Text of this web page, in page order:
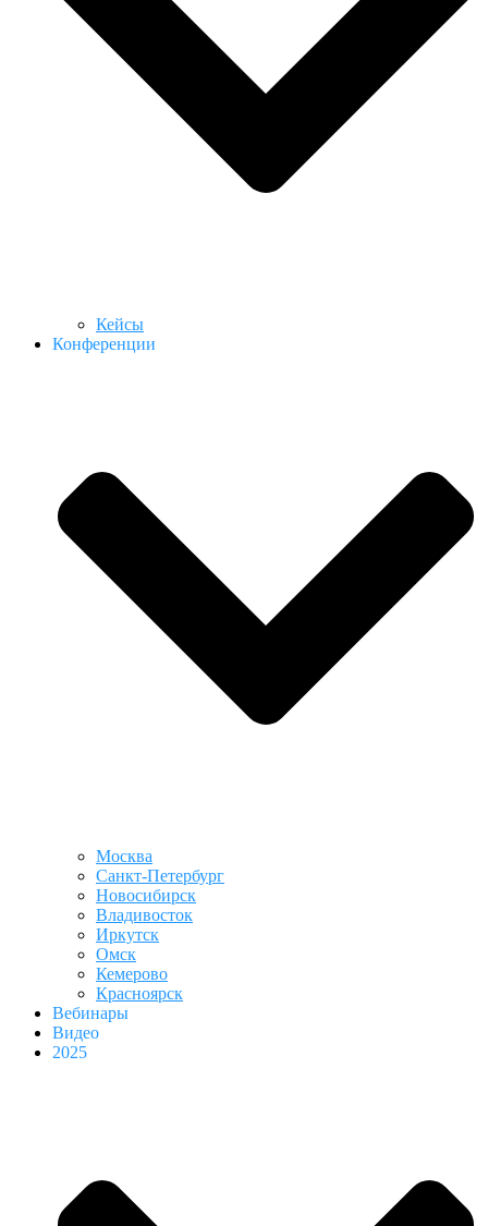
Кейсы
Конференции
Москва
Санкт-Петербург
Новосибирск
Владивосток
Иркутск
Омск
Кемерово
Красноярск
Вебинары
Видео
2025